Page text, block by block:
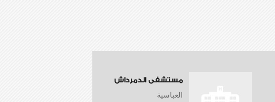
مستشفى الدمرداش
العباسية